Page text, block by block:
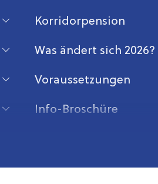
Korridorpension
Was ändert sich 2026?
Voraussetzungen
Info-Broschüre
Pensionsantrag